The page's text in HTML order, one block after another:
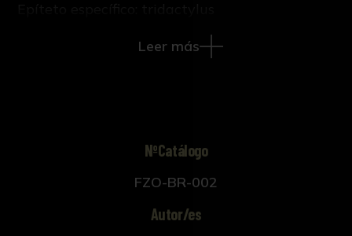
Leer más
NºCatálogo
FZO-BR-002
Autor/es